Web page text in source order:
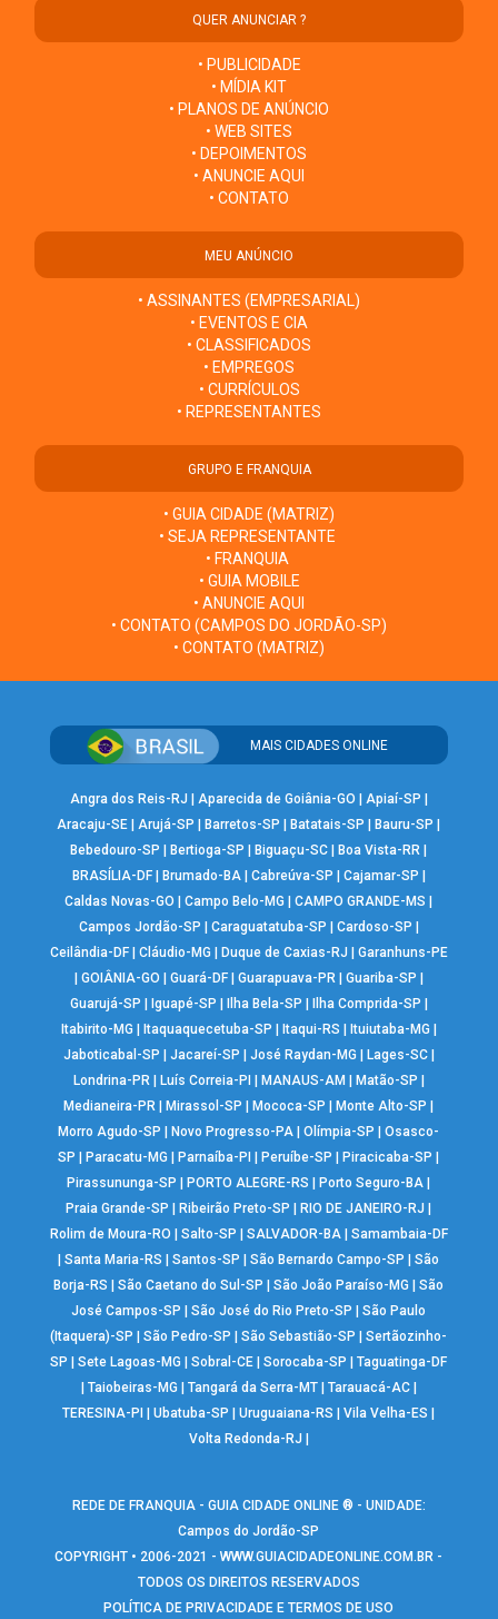
QUER ANUNCIAR ?
• PUBLICIDADE
• MÍDIA KIT
• PLANOS DE ANÚNCIO
• WEB SITES
• DEPOIMENTOS
• ANUNCIE AQUI
• CONTATO
MEU ANÚNCIO
• ASSINANTES (EMPRESARIAL)
• EVENTOS E CIA
• CLASSIFICADOS
• EMPREGOS
• CURRÍCULOS
• REPRESENTANTES
GRUPO E FRANQUIA
• GUIA CIDADE (MATRIZ)
• SEJA REPRESENTANTE
• FRANQUIA
• GUIA MOBILE
• ANUNCIE AQUI
• CONTATO (CAMPOS DO JORDÃO-SP)
• CONTATO (MATRIZ)
MAIS CIDADES ONLINE
Angra dos Reis-RJ Aparecida de Goiânia-GO Apiaí-SP
Aracaju-SE |Arujá-SP Barretos-SP Batatais-SP Bauru-SP
Bebedouro-SP
Bertioga-SP Biguaçu-SC Boa Vista-RR
BRASÍLIA-DF| Brumado-BA| Cabreúva-SP Cajamar-SP
Caldas Novas-GO
|Campo Belo-MG |CAMPO GRANDE-MS
Campos Jordão-SP
Caraguatatuba-SP Cardoso-SP
Ceilândia-DF| Cláudio-MG Duque de Caxias-RJ
Garanhuns-PE
GOIÂNIA-GO Guará-DF| Guarapuava-PR| Guariba-SP
Guarujá-SP
Iguapé-SP Ilha Bela-SP Ilha Comprida-SP
Itabirito-MG
Itaquaquecetuba-SP Itaqui-RS Ituiutaba-MG
Jaboticabal-SP
Jacareí-SP José Raydan-MG Lages-SC|
Londrina-PR| Luís Correia-PI MANAUS-AM Matão-SP
Medianeira-PR
Mirassol-SP Mococa-SP Monte Alto-SP
Morro Agudo-SP
Novo Progresso-PA |Olímpia-SP |Osasco-
SP
Paracatu-MG Parnaíba-PI Peruíbe-SP Piracicaba-SP
Pirassununga-SP
PORTO ALEGRE-RS Porto Seguro-BA
Praia Grande-SP
Ribeirão Preto-SP RIO DE JANEIRO-RJ
Rolim de Moura-RO
Salto-SP SALVADOR-BA| Samambaia-DF
|Santa Maria-RS |Santos-SP |São Bernardo Campo-SP |São
Borja-RS
|São Caetano do Sul-SP |São João Paraíso-MG |São
José Campos-SP
|São José do Rio Preto-SP |São Paulo
(Itaquera)-SP
|São Pedro-SP |São Sebastião-SP |Sertãozinho-
SP
|Sete Lagoas-MG |Sobral-CE |Sorocaba-SP |Taguatinga-DF
Taiobeiras-MG Tangará da Serra-MT| Tarauacá-AC|
TERESINA-PI
|Ubatuba-SP |Uruguaiana-RS |Vila Velha-ES
Volta Redonda-RJ
REDE DE FRANQUIA - GUIA CIDADE ONLINE ® - UNIDADE:
Campos do Jordão-SP
COPYRIGHT • 2006-2021 -WWW.GUIACIDADEONLINE.COM.BR -
TODOS OS DIREITOS RESERVADOS
POLÍTICA DE PRIVACIDADE E TERMOS DE USO